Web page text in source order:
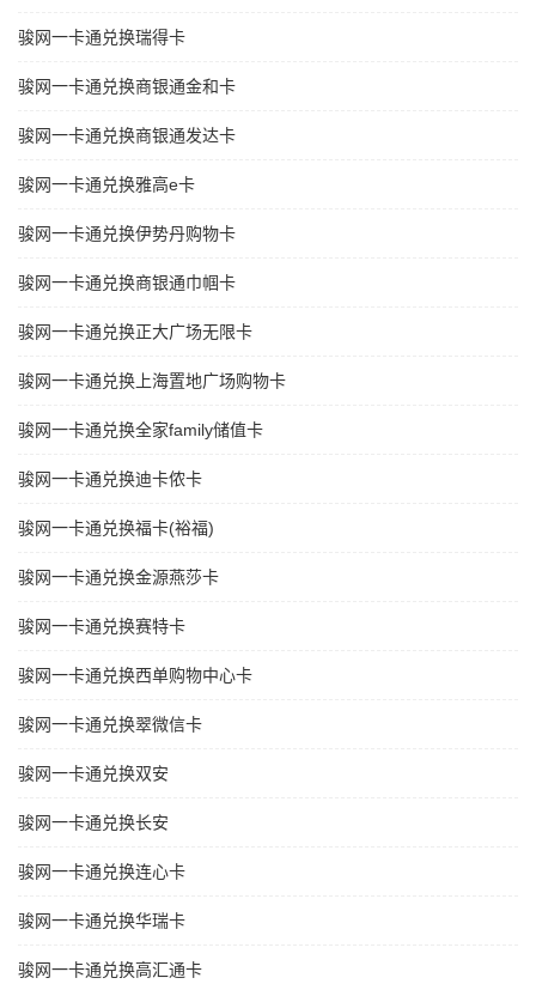
骏网一卡通兑换瑞得卡
骏网一卡通兑换商银通金和卡
骏网一卡通兑换商银通发达卡
骏网一卡通兑换雅高e卡
骏网一卡通兑换伊势丹购物卡
骏网一卡通兑换商银通巾帼卡
骏网一卡通兑换正大广场无限卡
骏网一卡通兑换上海置地广场购物卡
骏网一卡通兑换全家family储值卡
骏网一卡通兑换迪卡侬卡
骏网一卡通兑换福卡(裕福)
骏网一卡通兑换金源燕莎卡
骏网一卡通兑换赛特卡
骏网一卡通兑换西单购物中心卡
骏网一卡通兑换翠微信卡
骏网一卡通兑换双安
骏网一卡通兑换长安
骏网一卡通兑换连心卡
骏网一卡通兑换华瑞卡
骏网一卡通兑换高汇通卡